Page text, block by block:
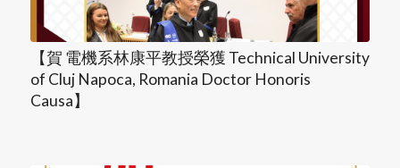
【賀 電機系林康平教授榮獲 Technical University
of Cluj Napoca, Romania Doctor Honoris
Causa】